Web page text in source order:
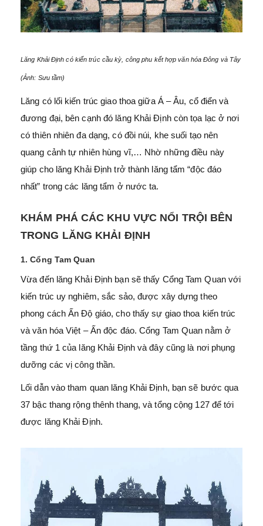
Lăng Khải Định có kiến trúc cầu kỳ, công phu kết hợp văn hóa Đông và Tây
(Ảnh: Sưu tầm)
Lăng có lối kiến trúc giao thoa giữa Á – Âu, cổ điển và
đương đại, bên cạnh đó lăng Khải Định còn tọa lạc ở nơi
có thiên nhiên đa dạng, có đồi núi, khe suối tạo nên
quang cảnh tự nhiên hùng vĩ,… Nhờ những điều này
giúp cho lăng Khải Định trở thành lăng tẩm “độc đáo
nhất” trong các lăng tẩm ở nước ta.
KHÁM PHÁ CÁC KHU VỰC NỔI TRỘI BÊN
TRONG LĂNG KHẢI ĐỊNH
1. Cổng Tam Quan
Vừa đến lăng Khải Định bạn sẽ thấy Cổng Tam Quan với
kiến trúc uy nghiêm, sắc sảo, được xây dựng theo
phong cách Ấn Độ giáo, cho thấy sự giao thoa kiến trúc
và văn hóa Việt – Ấn độc đáo. Cổng Tam Quan nằm ở
tầng thứ 1 của lăng Khải Định và đây cũng là nơi phụng
dưỡng các vị công thần.
Lối dẫn vào tham quan lăng Khải Định, bạn sẽ bước qua
37 bậc thang rộng thênh thang, và tổng cộng 127 để tới
được lăng Khải Định.